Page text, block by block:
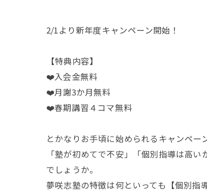
2/1より新年度キャンペーン開始！
【特典内容】
❤️入会金無料
❤️月謝3か月無料
❤️春期講習４コマ無料
とかなりお手頃に始められるキャンペー
「塾が初めてで不安」「個別指導は高
でしょうか。
夢咲志塾の特徴は何といっても【個別指